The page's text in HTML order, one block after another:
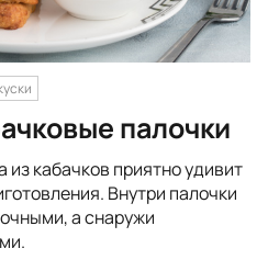
палочки
из кабачков приятно удивит
Внутри палочки
а снаружи